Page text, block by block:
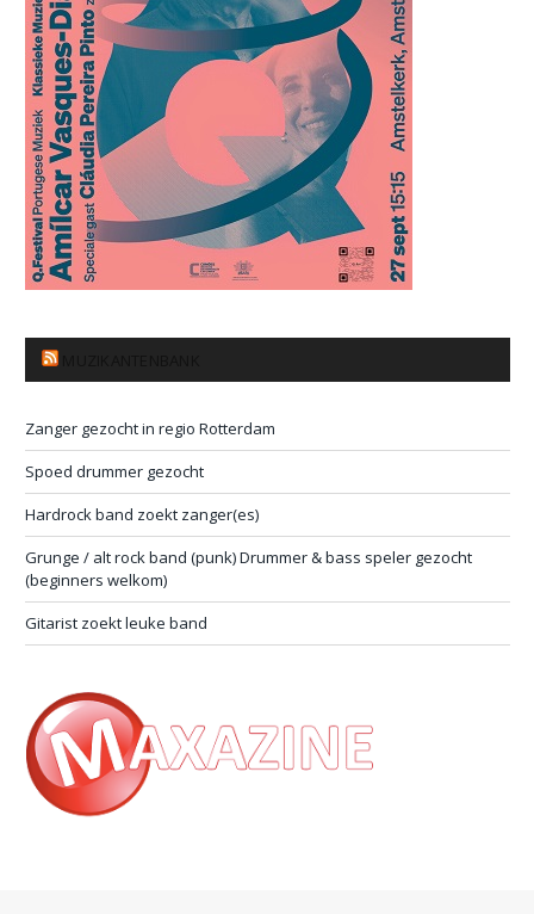
Zanger gezocht in regio Rotterdam
Spoed drummer gezocht
Hardrock band zoekt zanger(es)
Grunge / alt rock band (punk) Drummer & bass speler gezocht
(beginners welkom)
Gitarist zoekt leuke band